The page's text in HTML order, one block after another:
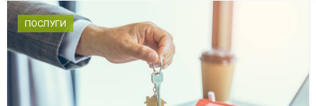
ПОСЛУГИ